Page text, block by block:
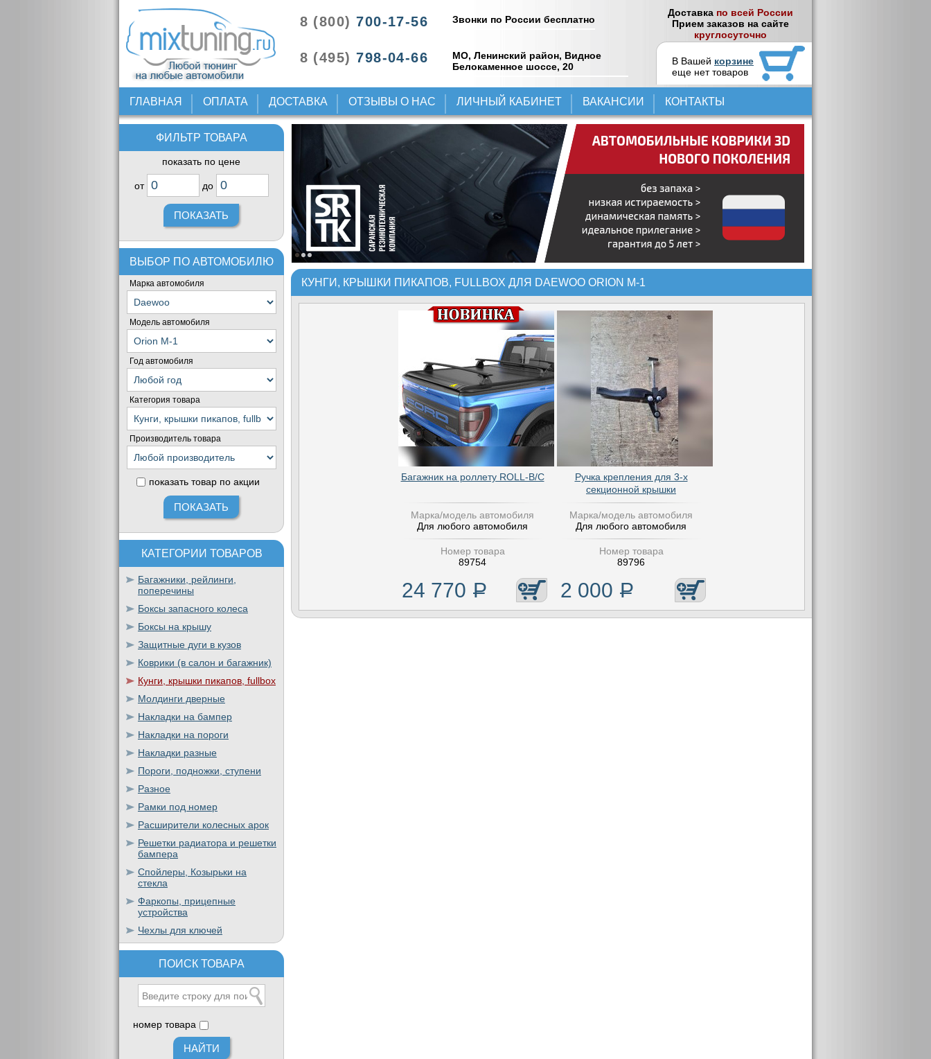
8 (800) 700-17-56
8 (495) 798-04-66
Звонки по России бесплатно
МО, Ленинский район, Видное
Белокаменное шоссе, 20
Доставка по всей России
Прием заказов на сайте
круглосуточно
В Вашей корзине
еще нет товаров
ГЛАВНАЯ ОПЛАТА ДОСТАВКА ОТЗЫВЫ О НАС ЛИЧНЫЙ КАБИНЕТ ВАКАНСИИ КОНТАКТЫ
ФИЛЬТР ТОВАРА
показать по цене
от до
ВЫБОР ПО АВТОМОБИЛЮ
Марка автомобиля
Модель автомобиля
Год автомобиля
Категория товара
Производитель товара
показать товар по акции
КАТЕГОРИИ ТОВАРОВ
Багажники, рейлинги,
поперечины
Боксы запасного колеса
Боксы на крышу
Защитные дуги в кузов
Коврики (в салон и багажник)
Кунги, крышки пикапов, fullbox
Молдинги дверные
Накладки на бампер
Накладки на пороги
Накладки разные
Пороги, подножки, ступени
Разное
Рамки под номер
Расширители колесных арок
Решетки радиатора и решетки
бампера
Спойлеры, Козырьки на
стекла
Фаркопы, прицепные
устройства
Чехлы для ключей
ПОИСК ТОВАРА
номер товара
КУНГИ, КРЫШКИ ПИКАПОВ, FULLBOX ДЛЯ DAEWOO ORION М-1
Багажник на роллету ROLL-B/C
Марка/модель автомобиля
Для любого автомобиля
Номер товара
89754
24 770 Р
Ручка крепления для 3-х
секционной крышки
Марка/модель автомобиля
Для любого автомобиля
Номер товара
89796
2 000 Р